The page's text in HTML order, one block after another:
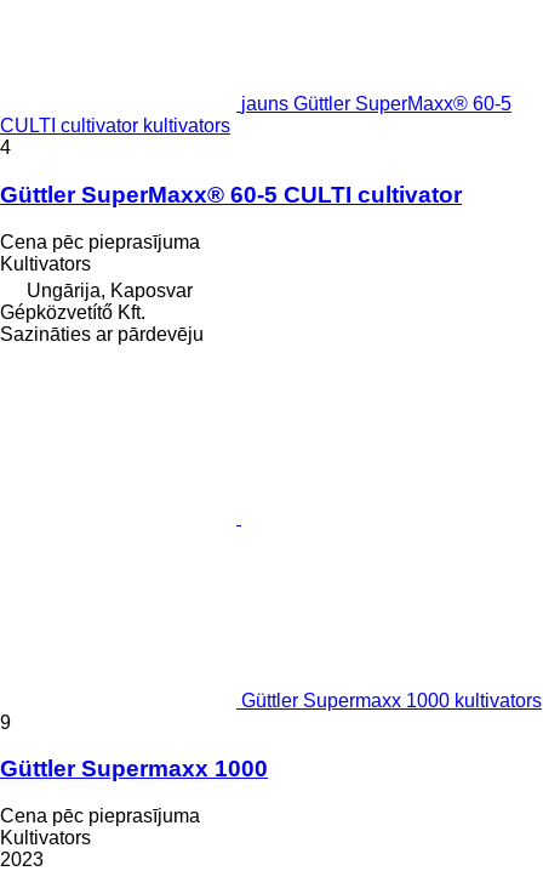
jauns Güttler SuperMaxx® 60-5
CULTI cultivator kultivators
4
Güttler SuperMaxx® 60-5 CULTI cultivator
Cena pēc pieprasījuma
Kultivators
Ungārija, Kaposvar
Gépközvetítő Kft.
Sazināties ar pārdevēju
Güttler Supermaxx 1000 kultivators
9
Güttler Supermaxx 1000
Cena pēc pieprasījuma
Kultivators
2023